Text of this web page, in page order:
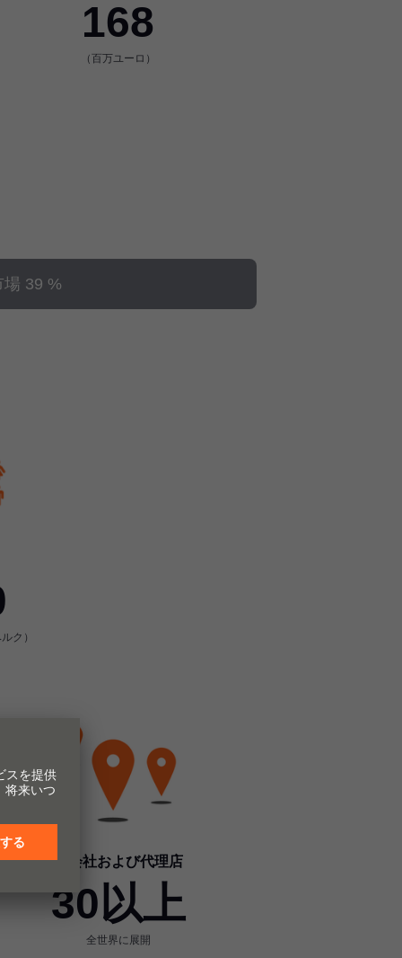
168
（百万ユーロ）
39 %
ク）
子会社および代理店
30以上
全世界に展開